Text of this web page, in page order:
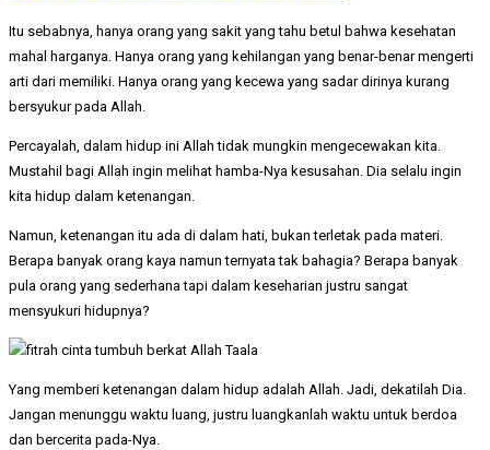
Itu sebabnya, hanya orang yang sakit yang tahu betul bahwa kesehatan
mahal harganya. Hanya orang yang kehilangan yang benar-benar mengerti
arti dari memiliki. Hanya orang yang kecewa yang sadar dirinya kurang
bersyukur pada Allah.
Percayalah, dalam hidup ini Allah tidak mungkin mengecewakan kita.
Mustahil bagi Allah ingin melihat hamba-Nya kesusahan. Dia selalu ingin
kita hidup dalam ketenangan.
Namun, ketenangan itu ada di dalam hati, bukan terletak pada materi.
Berapa banyak orang kaya namun ternyata tak bahagia? Berapa banyak
pula orang yang sederhana tapi dalam keseharian justru sangat
mensyukuri hidupnya?
Yang memberi ketenangan dalam hidup adalah Allah. Jadi, dekatilah Dia.
Jangan menunggu waktu luang, justru luangkanlah waktu untuk berdoa
dan bercerita pada-Nya.